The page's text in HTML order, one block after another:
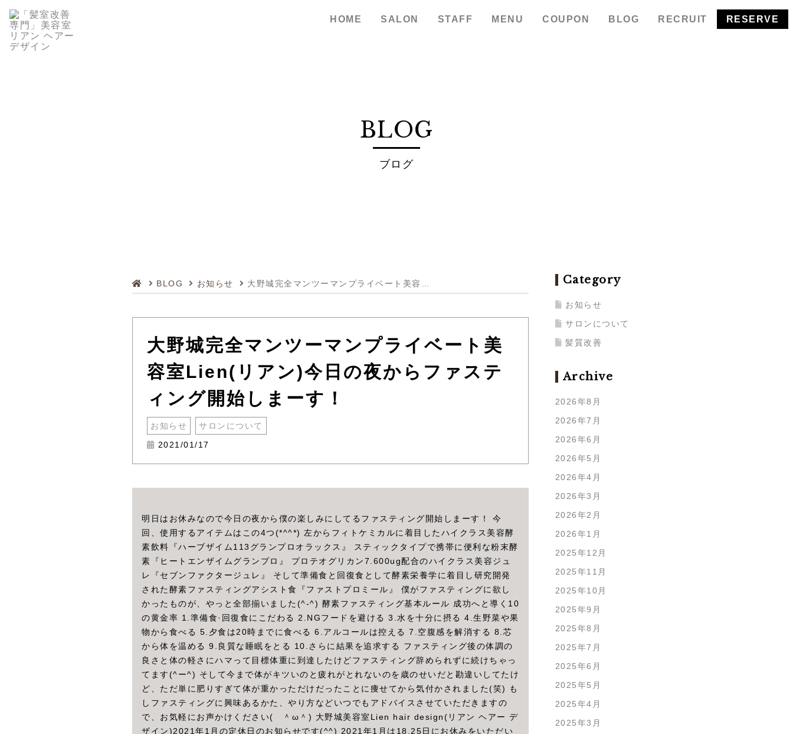
HOME SALON STAFF MENU COUPON BLOG RECRUIT RESERVE
BLOG
ブログ
BLOG お知らせ
大野城完全マンツーマンプライベート美
容室Lien(リアン)今日の夜からファステ
ィング開始しまーす！
お知らせ サロンについて
2021/01/17
明日はお休みなので今日の夜から僕の楽しみにしてるファスティング開始しまーす！ 今
回、使用するアイテムはこの4つ(*^^*) 左からフィトケミカルに着目したハイクラス美容酵
素飲料『ハーブザイム113グランプロオラックス』 スティックタイプで携帯に便利な粉末酵
素『ヒートエンザイムグランプロ』 プロテオグリカン7.600ug配合のハイクラス美容ジュ
レ『セブンファクタージュレ』 そして準備食と回復食として酵素栄養学に着目し研究開発
された酵素ファスティングアシスト食『ファストプロミール』 僕がファスティングに欲し
かったものが、やっと全部揃いました(^-^) 酵素ファスティング基本ルール 成功へと導く10
の黄金率 1.準備食·回復食にこだわる 2.NGフードを避ける 3.水を十分に摂る 4.生野菜や果
物から食べる 5.夕食は20時までに食べる 6.アルコールは控える 7.空腹感を解消する 8.芯
から体を温める 9.良質な睡眠をとる 10.さらに結果を追求する ファスティング後の体調の
良さと体の軽さにハマって目標体重に到達したけどファスティング辞められずに続けちゃっ
てます(^ー^) そして今まで体がキツいのと疲れがとれないのを歳のせいだと勘違いしてたけ
ど、ただ単に肥りすぎて体が重かっただけだったことに痩せてから気付かされました(笑) も
しファスティングに興味あるかた、やり方などいつでもアドバイスさせていただきますの
で、お気軽にお声かけください( ＾ω＾) 大野城美容室Lien hair design(リアン ヘアー デ
ザイン)2021年1月の定休日のお知らせです(^^) 2021年1月は18.25日にお休みをいただい
Category
お知らせ
サロンについて
髪質改善
Archive
2026年8月
2026年7月
2026年6月
2026年5月
2026年4月
2026年3月
2026年2月
2026年1月
2025年12月
2025年11月
2025年10月
2025年9月
2025年8月
2025年7月
2025年6月
2025年5月
2025年4月
2025年3月